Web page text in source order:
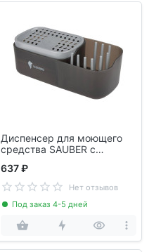
Диспенсер для моющего
средства SAUBER с
органайзером Leonord
РЫЖИЙ КОТ 105851
637 ₽
Нет отзывов
Под заказ 4-5 дней